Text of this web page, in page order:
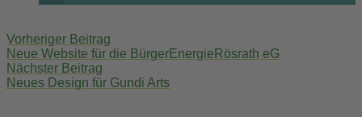
navigation
Vorheriger Beitrag
Neue Website für die BürgerEnergieRösrath eG
Nächster Beitrag
Neues Design für Gundi Arts